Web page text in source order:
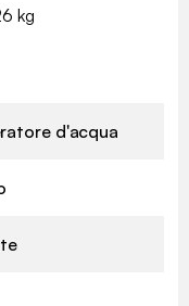
kg
d'acqua